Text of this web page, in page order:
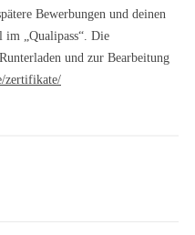
Bewerbungen und deinen
im „Qualipass“. Die
und zur Bearbeitung
zertifikate/